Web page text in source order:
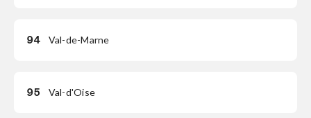
94 Val-de-Marne
95 Val-d'Oise